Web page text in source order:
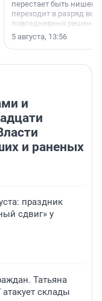
перестает быть
переходит в разряд
повседневных
5 августа, 13:56
и
и раненых
праздник
сдвиг» у
Татьяна
склады